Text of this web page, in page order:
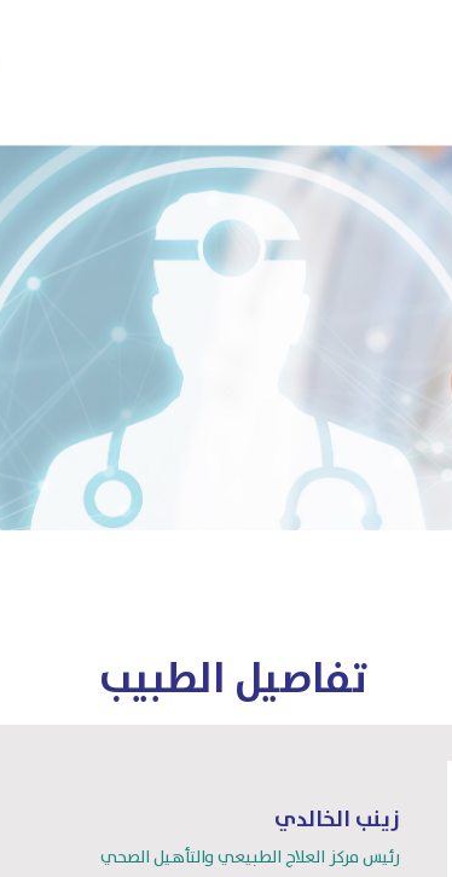
تفاصيل الطبيب
زينب الخالدي
رئيس مركز العلاج الطبيعي والتأهيل الصحي